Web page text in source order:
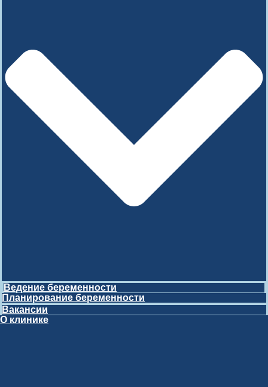
Ведение беременности
Планирование беременности
Вакансии
О клинике